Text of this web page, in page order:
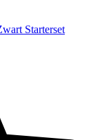
Starterset